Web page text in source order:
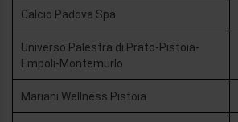
Calcio Padova Spa
Universo Palestra di Prato-Pistoia-
Empoli-Montemurlo
Mariani Wellness Pistoia